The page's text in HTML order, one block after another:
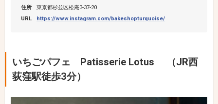
住所
東京都杉並区松庵3-37-20
URL
https://www.instagram.com/bakeshopturquoise/
いちごパフェ Patisserie Lotus （JR西
荻窪駅徒歩3分）